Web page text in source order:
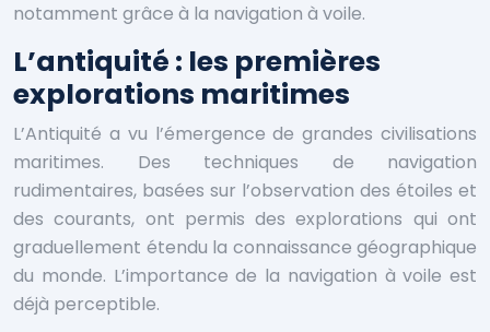
notamment grâce à la navigation à voile.
L’antiquité : les premières
explorations maritimes
L’Antiquité a vu l’émergence de grandes civilisations
maritimes. Des techniques de navigation
rudimentaires, basées sur l’observation des étoiles et
des courants, ont permis des explorations qui ont
graduellement étendu la connaissance géographique
du monde. L’importance de la navigation à voile est
déjà perceptible.